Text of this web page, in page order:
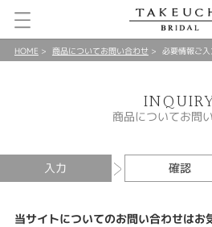
HOME 商品についてお問い合わせ 必要情報ご入
商品についてお問
入力 確認
当サイトについてのお問い合わせはお